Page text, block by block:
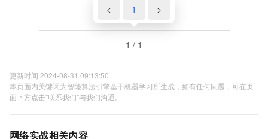
< 1 >
1 / 1
更新时间 2024-08-31 09:13:50
本页面内关键词为智能算法引擎基于机器学习所生成，如有任何问题，可在页
面下方点击"联系我们"与我们沟通。
网络实战相关内容